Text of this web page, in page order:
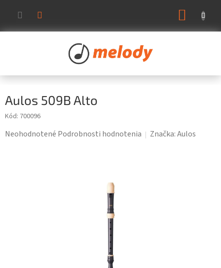
obsah
Aulos 509B Alto
Kód: 700096
Priemerné
Neohodnotené Podrobnosti hodnotenia Značka:Aulos